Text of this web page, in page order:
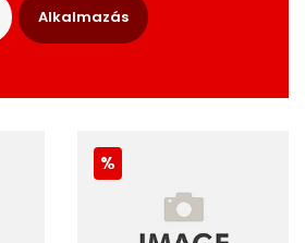
Alkalmazás